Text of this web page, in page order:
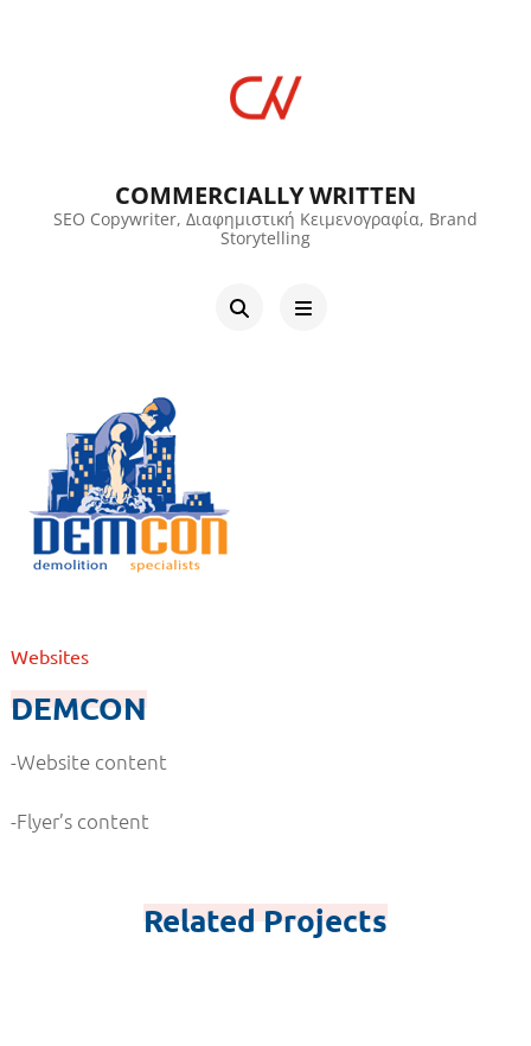
COMMERCIALLY WRITTEN
SEO Copywriter, Διαφημιστική Κειμενογραφία, Brand
Storytelling
Websites
DEMCON
-Website content
-Flyer’s content
Related Projects